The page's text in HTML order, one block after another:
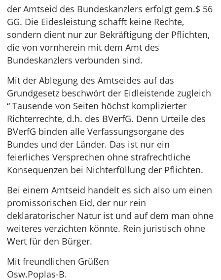
der Amtseid des Bundeskanzlers erfolgt gem.$ 56
GG. Die Eidesleistung schafft keine Rechte,
sondern dient nur zur Bekräftigung der Pflichten,
die von vornherein mit dem Amt des
Bundeskanzlers verbunden sind.
Mit der Ablegung des Amtseides auf das
Grundgesetz beschwört der Eidleistende zugleich
“ Tausende von Seiten höchst komplizierter
Richterrechte, d.h. des BVerfG. Denn Urteile des
BVerfG binden alle Verfassungsorgane des
Bundes und der Länder. Das ist nur ein
feierliches Versprechen ohne strafrechtliche
Konsequenzen bei Nichterfüllung der Pflichten.
Bei einem Amtseid handelt es sich also um einen
promissorischen Eid, der nur rein
deklaratorischer Natur ist und auf dem man ohne
weiteres verzichten könnte. Rein juristisch ohne
Wert für den Bürger.
Mit freundlichen Grüßen
Osw.Poplas-B.